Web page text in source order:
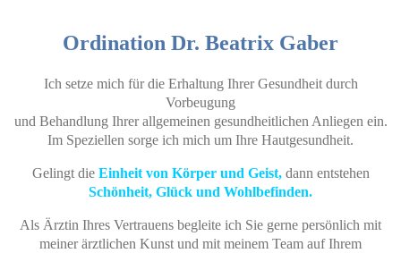
Ordination Dr. Beatrix Gaber
Ich setze mich für die Erhaltung Ihrer Gesundheit durch
Vorbeugung
und Behandlung Ihrer allgemeinen gesundheitlichen Anliegen ein.
Im Speziellen sorge ich mich um Ihre Hautgesundheit.
Gelingt die Einheit von Körper und Geist,dann entstehen
Schönheit, Glück und Wohlbefinden.
Als Ärztin Ihres Vertrauens begleite ich Sie gerne persönlich mit
meiner ärztlichen Kunst und mit meinem Team auf Ihrem